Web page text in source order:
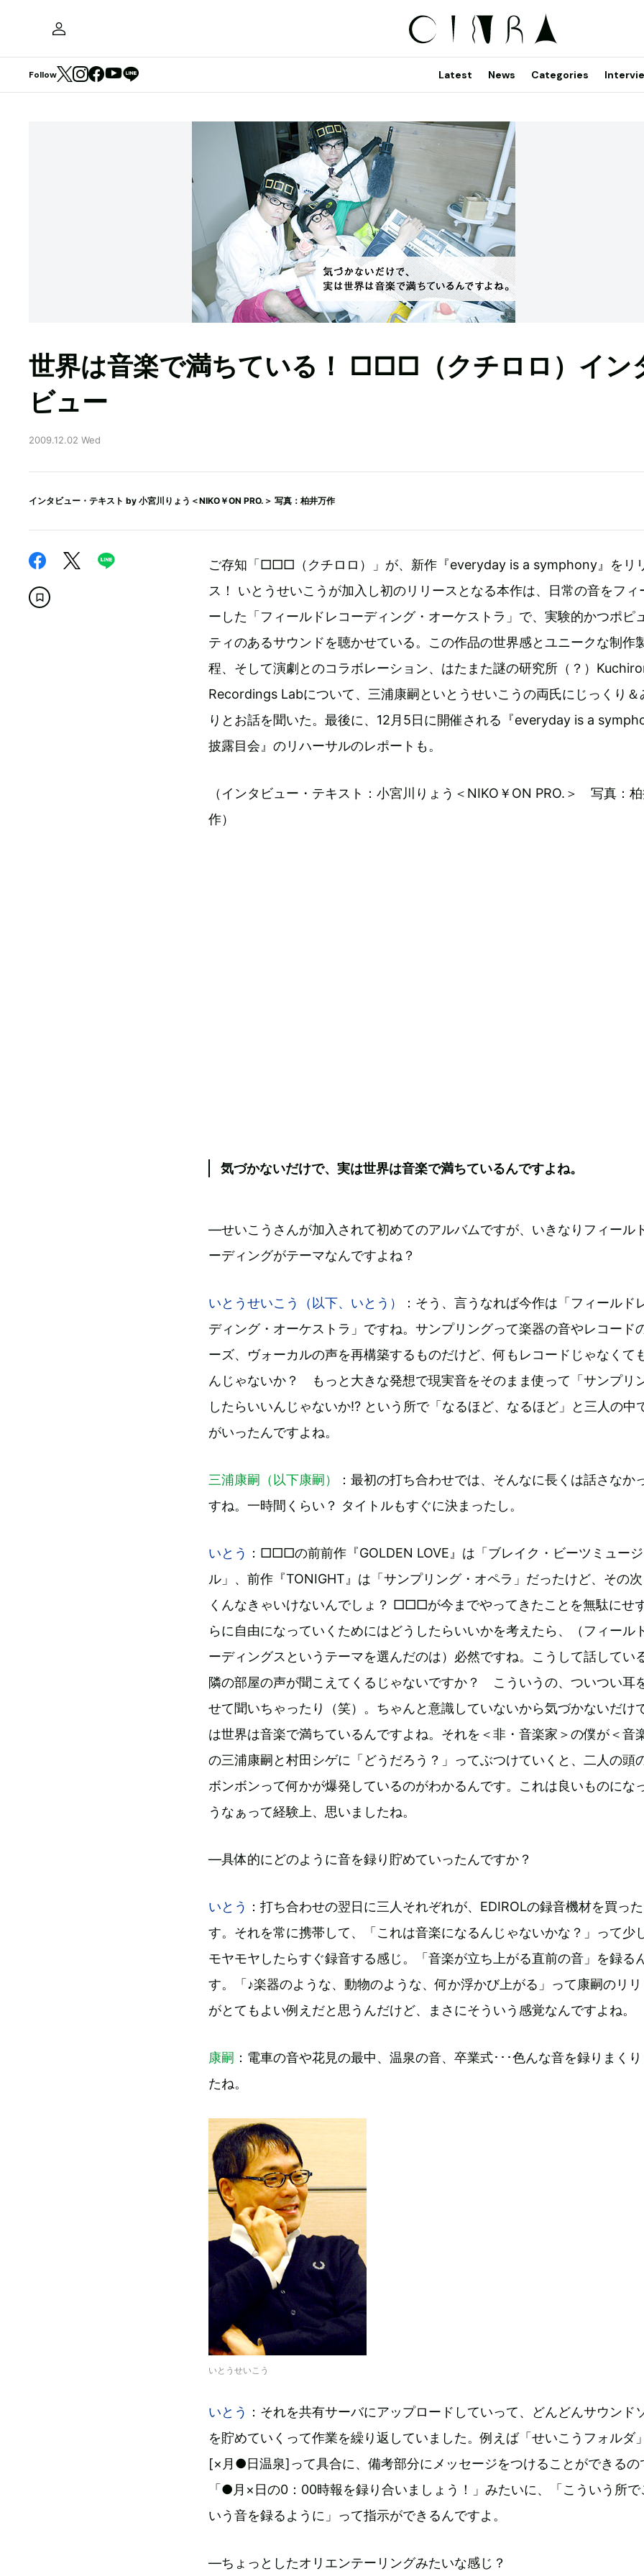
Follow Latest News Categories
世界は音楽で満ちている！ □□□（クチロロ）イン
ビュー
2009.12.02 Wed
インタビュー・テキスト by 小宮川りょう＜NIKO￥ON PRO.＞ 写真：柏井万作
ご存知「□□□（クチロロ）」が、新作『everyday is a symphony』をリ
ス！ いとうせいこうが加入し初のリリースとなる本作は、日常の音をフィ
ーした「フィールドレコーディング・オーケストラ」で、実験的かつポピ
ティのあるサウンドを聴かせている。この作品の世界感とユニークな制作
程、そして演劇とのコラボレーション、はたまた謎の研究所（？）
Recordings Labについて、三浦康嗣といとうせいこうの両氏にじっくり＆
りとお話を聞いた。最後に、12月5日に開催される『everyday is a
披露目会』のリハーサルのレポートも。
（インタビュー・テキスト：小宮川りょう＜NIKO￥ON PRO.＞ 写真：
作）
気づかないだけで、実は世界は音楽で満ちているんですよね。
―せいこうさんが加入されて初めてのアルバムですが、いきなりフィール
ーディングがテーマなんですよね？
いとうせいこう（以下、いとう）
：そう、言うなれば今作は「フィールド
ディング・オーケストラ」ですね。サンプリングって楽器の音やレコード
ーズ、ヴォーカルの声を再構築するものだけど、何もレコードじゃなくて
んじゃないか？ もっと大きな発想で現実音をそのまま使って「サンプリ
したらいいんじゃないか!? という所で「なるほど、なるほど」と三人の中
がいったんですよね。
三浦康嗣（以下康嗣）
：最初の打ち合わせでは、そんなに長くは話さなか
すね。一時間くらい？ タイトルもすぐに決まったし。
いとう ：□□□の前前作『GOLDEN LOVE』は「ブレイク・ビーツミュー
ル」、前作『TONIGHT』は「サンプリング・オペラ」だったけど、その
くんなきゃいけないんでしょ？ □□□が今までやってきたことを無駄にせ
らに自由になっていくためにはどうしたらいいかを考えたら、（フィール
ーディングスというテーマを選んだのは）必然ですね。こうして話してい
隣の部屋の声が聞こえてくるじゃないですか？ こういうの、ついつい耳
せて聞いちゃったり（笑）。ちゃんと意識していないから気づかないだけ
は世界は音楽で満ちているんですよね。それを＜非・音楽家＞の僕が＜音
の三浦康嗣と村田シゲに「どうだろう？」ってぶつけていくと、二人の頭
ボンボンって何かが爆発しているのがわかるんです。これは良いものにな
うなぁって経験上、思いましたね。
―具体的にどのように音を録り貯めていったんですか？
いとう ：打ち合わせの翌日に三人それぞれが、EDIROLの録音機材を買っ
す。それを常に携帯して、「これは音楽になるんじゃないかな？」って少
モヤモヤしたらすぐ録音する感じ。「音楽が立ち上がる直前の音」を録る
す。「♪楽器のような、動物のような、何か浮かび上がる」って康嗣のリ
がとてもよい例えだと思うんだけど、まさにそういう感覚なんですよね。
康嗣 ：電車の音や花見の最中、温泉の音、卒業式･･･色んな音を録りまく
たね。
いとうせいこう
いとう ：それを共有サーバにアップロードしていって、どんどんサウンド
を貯めていくって作業を繰り返していました。例えば「せいこうフォルダ
[×月●日温泉]って具合に、備考部分にメッセージをつけることができるの
「●月×日の0：00時報を録り合いましょう！」みたいに、「こういう所で
いう音を録るように」って指示ができるんですよ。
―ちょっとしたオリエンテーリングみたいな感じ？